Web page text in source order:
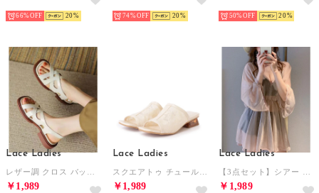
66% 20 74% 20 50% 20
Lace Ladies
レザー調 クロス バックストラップ フラット サンダル （アイボリー）
￥1,989
Lace Ladies
スクエアトゥ チュール クリア ヒール サンダル （アイボリー）
￥1,989
Lace Ladies
【3点セット】シアー チュニック付 ハイウエスト ツイスト ビキニ【返品不可商品】 （ピンク）
￥1,989